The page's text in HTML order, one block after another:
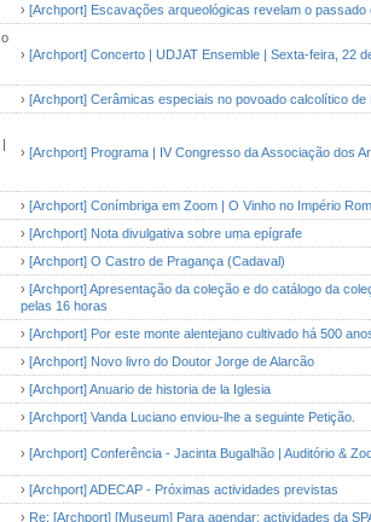
› [Archport] Escavações arqueológicas revelam o passado
› [Archport] Concerto | UDJAT Ensemble | Sexta-feira, 22
› [Archport] Cerâmicas especiais no povoado calcolítico de
› [Archport] Programa | IV Congresso da Associação dos
› [Archport] Conímbriga em Zoom | O Vinho no Império
› [Archport] Nota divulgativa sobre uma epígrafe
› [Archport] O Castro de Pragança (Cadaval)
› [Archport] Apresentação da coleção e do catálogo da
pelas 16 horas
› [Archport] Por este monte alentejano cultivado há 500
› [Archport] Novo livro do Doutor Jorge de Alarcão
› [Archport] Anuario de historia de la Iglesia
› [Archport] Vanda Luciano enviou-lhe a seguinte Petição.
› [Archport] Conferência - Jacinta Bugalhão | Auditório &
› [Archport] ADECAP - Próximas actividades previstas
› Re: [Archport] [Museum] Para agendar: actividades da